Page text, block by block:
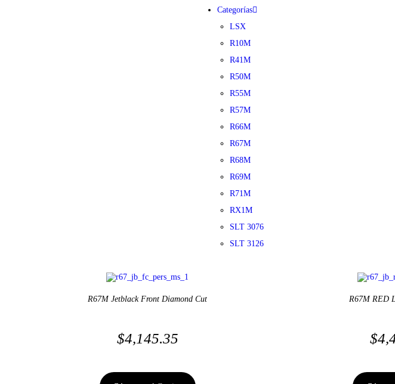
Categorías
LSX
R10M
R41M
R50M
R55M
R57M
R66M
R67M
R68M
R69M
R71M
RX1M
SLT 3076
SLT 3126
R67M Jetblack Front Diamond Cut
$4,145.35
R67M RED
$